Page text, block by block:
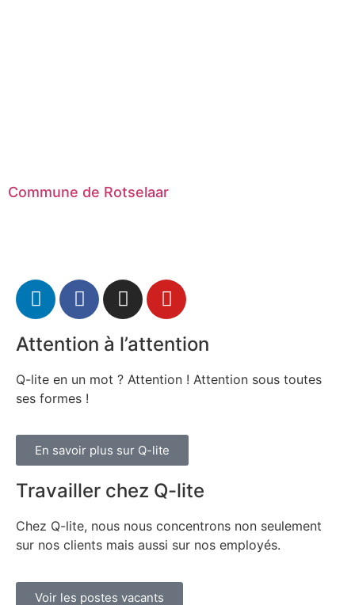
Commune de Rotselaar
Attention à l’attention
Q-lite en un mot ? Attention ! Attention sous toutes
ses formes !
En savoir plus sur Q-lite
Travailler chez Q-lite
Chez Q-lite, nous nous concentrons non seulement
sur nos clients mais aussi sur nos employés.
Voir les postes vacants